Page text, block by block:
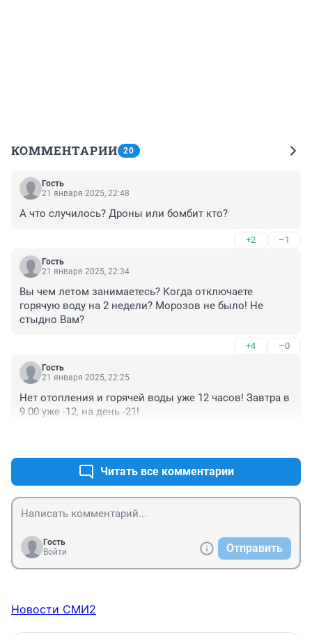
КОММЕНТАРИИ 20
Гость
21 января 2025, 22:48
А что случилось? Дроны или бомбит кто?
+2 –1
Гость
21 января 2025, 22:34
Вы чем летом занимаетесь? Когда отключаете
горячую воду на 2 недели? Морозов не было! Не
стыдно Вам?
+4 –0
Гость
21 января 2025, 22:25
Нет отопления и горячей воды уже 12 часов! Завтра в
9.00 уже -12, на день -21!
Читать все комментарии
Гость
Войти
Отправить
Новости СМИ2